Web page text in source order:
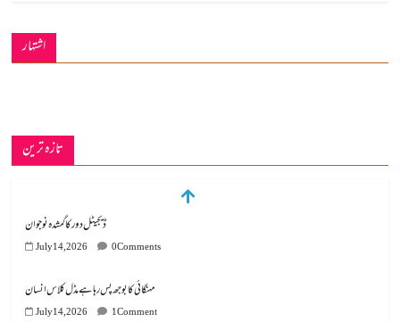
اشتہار
تازہ ترین
ڈیجیٹل دور کا گمشدہ نوجوان
July 14, 2026 0 Comments
مہنگائی کا بوجھ پس رہا ہے مڈل کلاس انسان
July 14, 2026 1 Comment